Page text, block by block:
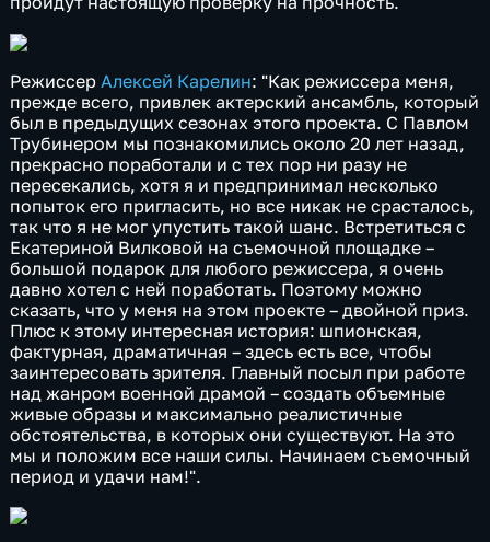
РежиссерАлексей Карелин: "Как режиссера меня,
прежде всего, привлек актерский ансамбль, который
был в предыдущих сезонах этого проекта. С Павлом
Трубинером мы познакомились около 20 лет назад,
прекрасно поработали и с тех пор ни разу не
пересекались, хотя я и предпринимал несколько
попыток его пригласить, но все никак не срасталось,
так что я не мог упустить такой шанс. Встретиться с
Екатериной Вилковой на съемочной площадке –
большой подарок для любого режиссера, я очень
давно хотел с ней поработать. Поэтому можно
сказать, что у меня на этом проекте – двойной приз.
Плюс к этому интересная история: шпионская,
фактурная, драматичная – здесь есть все, чтобы
заинтересовать зрителя. Главный посыл при работе
над жанром военной драмой – создать объемные
живые образы и максимально реалистичные
обстоятельства, в которых они существуют. На это
мы и положим все наши силы. Начинаем съемочный
период и удачи нам!".